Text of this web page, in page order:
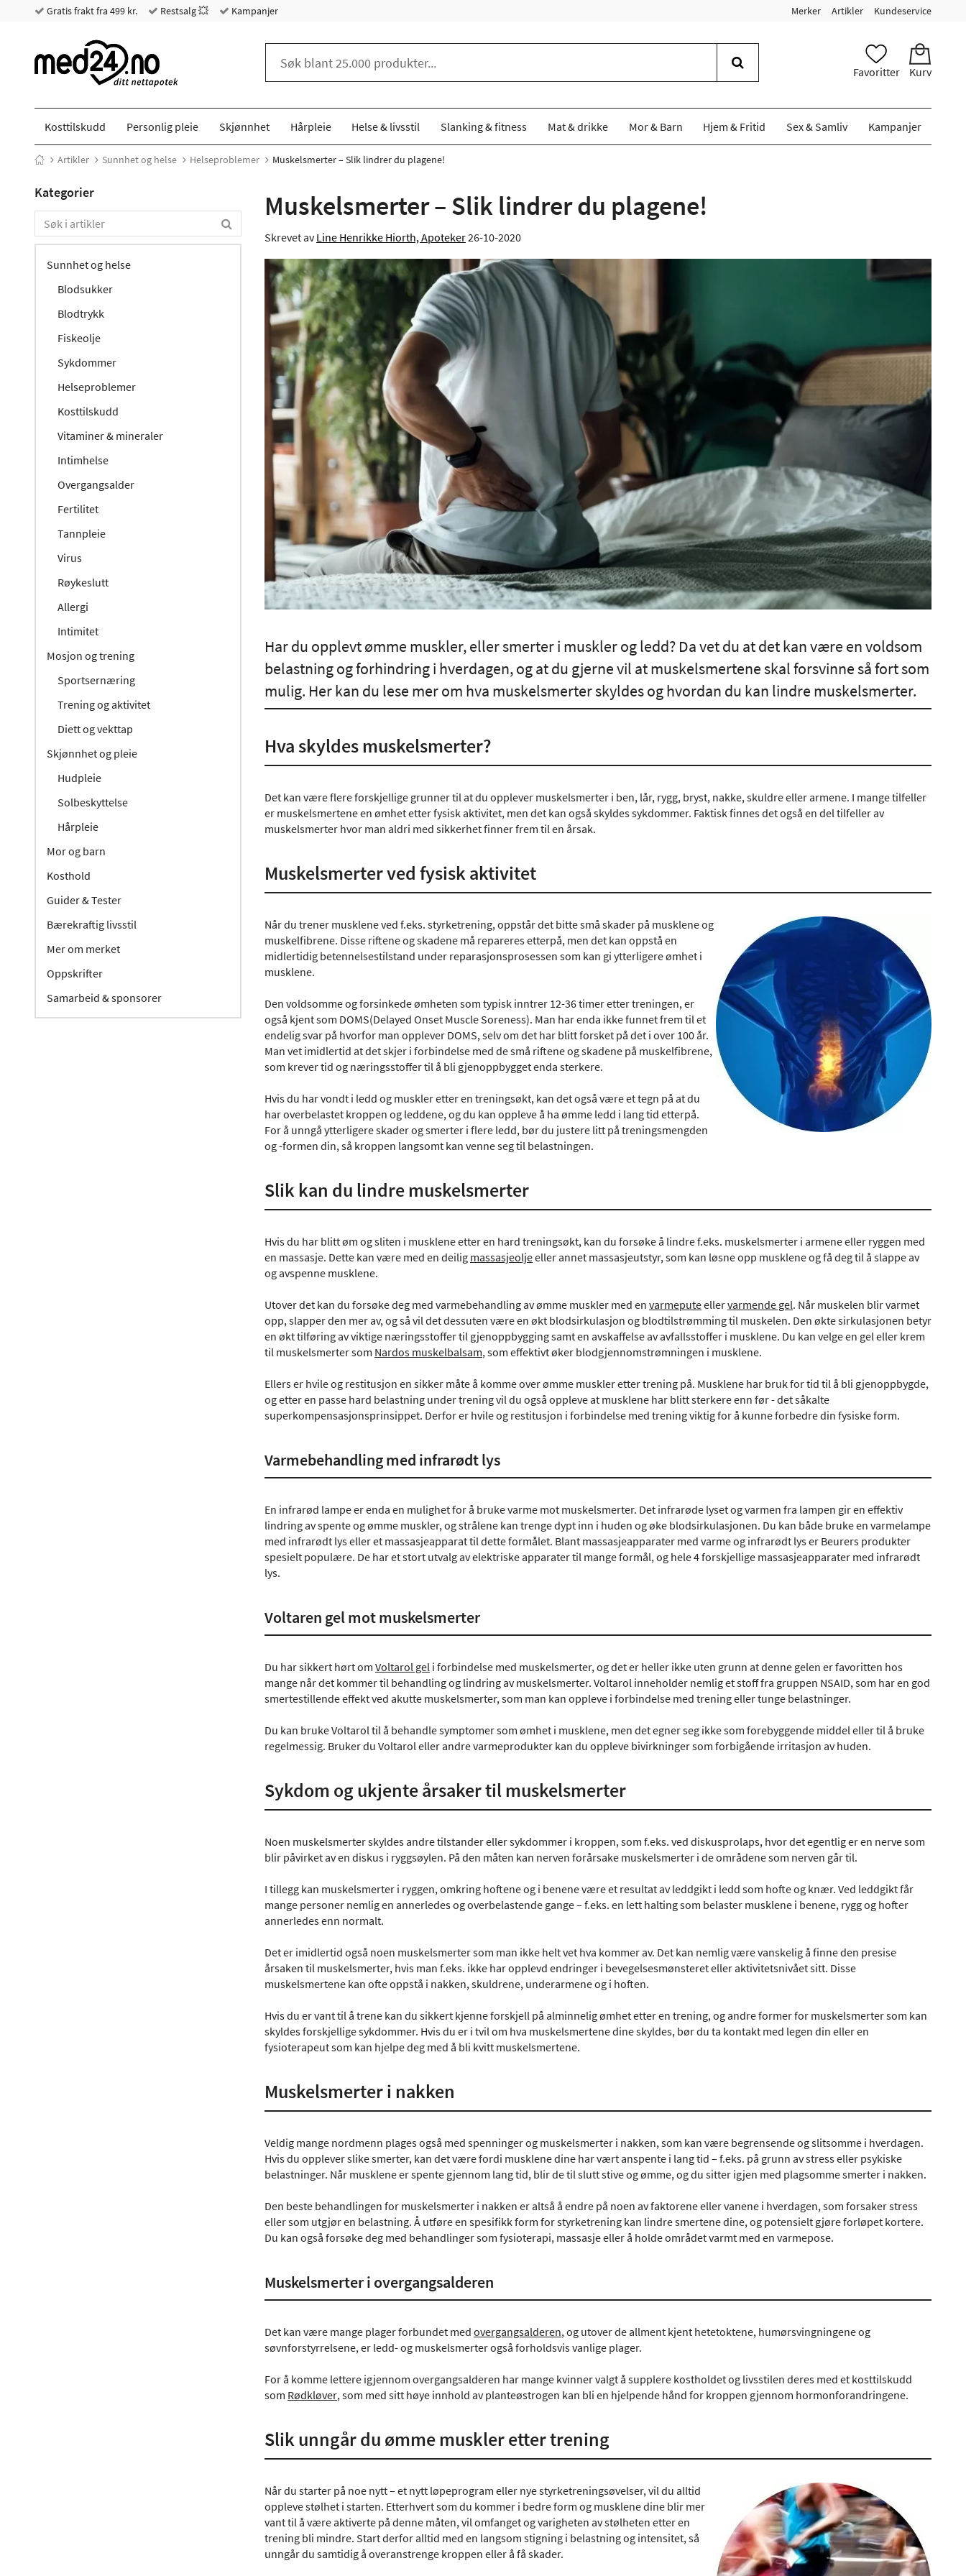
Gratis frakt fra 499 kr. Restsalg 💥 Kampanjer Merker Artikler Kundeservice
Favoritter Kurv
Kosttilskudd Personlig pleie Skjønnhet Hårpleie Helse & livsstil Slanking & fitness Mat & drikke Mor & Barn Hjem & Fritid Sex & Samliv Kampanjer
Artikler Sunnhet og helse Helseproblemer Muskelsmerter – Slik lindrer du plagene!
Kategorier
Sunnhet og helse
Blodsukker
Blodtrykk
Fiskeolje
Sykdommer
Helseproblemer
Kosttilskudd
Vitaminer & mineraler
Intimhelse
Overgangsalder
Fertilitet
Tannpleie
Virus
Røykeslutt
Allergi
Intimitet
Mosjon og trening
Sportsernæring
Trening og aktivitet
Diett og vekttap
Skjønnhet og pleie
Hudpleie
Solbeskyttelse
Hårpleie
Mor og barn
Kosthold
Guider & Tester
Bærekraftig livsstil
Mer om merket
Oppskrifter
Samarbeid & sponsorer
Muskelsmerter – Slik lindrer du plagene!
Skrevet avLine Henrikke Hiorth, Apoteker26-10-2020
Har du opplevt ømme muskler, eller smerter i muskler og ledd? Da vet du at det kan være en voldsom
belastning og forhindring i hverdagen, og at du gjerne vil at muskelsmertene skal forsvinne så fort som
mulig. Her kan du lese mer om hva muskelsmerter skyldes og hvordan du kan lindre muskelsmerter.
Hva skyldes muskelsmerter?
Det kan være flere forskjellige grunner til at du opplever muskelsmerter i ben, lår, rygg, bryst, nakke, skuldre eller armene. I mange tilfeller
er muskelsmertene en ømhet etter fysisk aktivitet, men det kan også skyldes sykdommer. Faktisk finnes det også en del tilfeller av
muskelsmerter hvor man aldri med sikkerhet finner frem til en årsak.
Muskelsmerter ved fysisk aktivitet
Når du trener musklene ved f.eks. styrketrening, oppstår det bitte små skader på musklene og
muskelfibrene. Disse riftene og skadene må repareres etterpå, men det kan oppstå en
midlertidig betennelsestilstand under reparasjonsprosessen som kan gi ytterligere ømhet i
musklene.
Den voldsomme og forsinkede ømheten som typisk inntrer 12-36 timer etter treningen, er
også kjent som DOMS(Delayed Onset Muscle Soreness). Man har enda ikke funnet frem til et
endelig svar på hvorfor man opplever DOMS, selv om det har blitt forsket på det i over 100 år.
Man vet imidlertid at det skjer i forbindelse med de små riftene og skadene på muskelfibrene,
som krever tid og næringsstoffer til å bli gjenoppbygget enda sterkere.
Hvis du har vondt i ledd og muskler etter en treningsøkt, kan det også være et tegn på at du
har overbelastet kroppen og leddene, og du kan oppleve å ha ømme ledd i lang tid etterpå.
For å unngå ytterligere skader og smerter i flere ledd, bør du justere litt på treningsmengden
og -formen din, så kroppen langsomt kan venne seg til belastningen.
Slik kan du lindre muskelsmerter
Hvis du har blitt øm og sliten i musklene etter en hard treningsøkt, kan du forsøke å lindre f.eks. muskelsmerter i armene eller ryggen med
en massasje. Dette kan være med en deilig massasjeoljeeller annet massasjeutstyr, som kan løsne opp musklene og få deg til å slappe av
og avspenne musklene.
Utover det kan du forsøke deg med varmebehandling av ømme muskler med en varmeputeellervarmende gel. Når muskelen blir varmet
opp, slapper den mer av, og så vil det dessuten være en økt blodsirkulasjon og blodtilstrømming til muskelen. Den økte sirkulasjonen betyr
en økt tilføring av viktige næringsstoffer til gjenoppbygging samt en avskaffelse av avfallsstoffer i musklene. Du kan velge en gel eller krem
til muskelsmerter som Nardos muskelbalsam, som effektivt øker blodgjennomstrømningen i musklene.
Ellers er hvile og restitusjon en sikker måte å komme over ømme muskler etter trening på. Musklene har bruk for tid til å bli gjenoppbygde,
og etter en passe hard belastning under trening vil du også oppleve at musklene har blitt sterkere enn før - det såkalte
superkompensasjonsprinsippet. Derfor er hvile og restitusjon i forbindelse med trening viktig for å kunne forbedre din fysiske form.
Varmebehandling med infrarødt lys
En infrarød lampe er enda en mulighet for å bruke varme mot muskelsmerter. Det infrarøde lyset og varmen fra lampen gir en effektiv
lindring av spente og ømme muskler, og strålene kan trenge dypt inn i huden og øke blodsirkulasjonen. Du kan både bruke en varmelampe
med infrarødt lys eller et massasjeapparat til dette formålet. Blant massasjeapparater med varme og infrarødt lys er Beurers produkter
spesielt populære. De har et stort utvalg av elektriske apparater til mange formål, og hele 4 forskjellige massasjeapparater med infrarødt
lys.
Voltaren gel mot muskelsmerter
Du har sikkert hørt om Voltarol gel i forbindelse med muskelsmerter, og det er heller ikke uten grunn at denne gelen er favoritten hos
mange når det kommer til behandling og lindring av muskelsmerter. Voltarol inneholder nemlig et stoff fra gruppen NSAID, som har en god
smertestillende effekt ved akutte muskelsmerter, som man kan oppleve i forbindelse med trening eller tunge belastninger.
Du kan bruke Voltarol til å behandle symptomer som ømhet i musklene, men det egner seg ikke som forebyggende middel eller til å bruke
regelmessig. Bruker du Voltarol eller andre varmeprodukter kan du oppleve bivirkninger som forbigående irritasjon av huden.
Sykdom og ukjente årsaker til muskelsmerter
Noen muskelsmerter skyldes andre tilstander eller sykdommer i kroppen, som f.eks. ved diskusprolaps, hvor det egentlig er en nerve som
blir påvirket av en diskus i ryggsøylen. På den måten kan nerven forårsake muskelsmerter i de områdene som nerven går til.
I tillegg kan muskelsmerter i ryggen, omkring hoftene og i benene være et resultat av leddgikt i ledd som hofte og knær. Ved leddgikt får
mange personer nemlig en annerledes og overbelastende gange – f.eks. en lett halting som belaster musklene i benene, rygg og hofter
annerledes enn normalt.
Det er imidlertid også noen muskelsmerter som man ikke helt vet hva kommer av. Det kan nemlig være vanskelig å finne den presise
årsaken til muskelsmerter, hvis man f.eks. ikke har opplevd endringer i bevegelsesmønsteret eller aktivitetsnivået sitt. Disse
muskelsmertene kan ofte oppstå i nakken, skuldrene, underarmene og i hoften.
Hvis du er vant til å trene kan du sikkert kjenne forskjell på alminnelig ømhet etter en trening, og andre former for muskelsmerter som kan
skyldes forskjellige sykdommer. Hvis du er i tvil om hva muskelsmertene dine skyldes, bør du ta kontakt med legen din eller en
fysioterapeut som kan hjelpe deg med å bli kvitt muskelsmertene.
Muskelsmerter i nakken
Veldig mange nordmenn plages også med spenninger og muskelsmerter i nakken, som kan være begrensende og slitsomme i hverdagen.
Hvis du opplever slike smerter, kan det være fordi musklene dine har vært anspente i lang tid – f.eks. på grunn av stress eller psykiske
belastninger. Når musklene er spente gjennom lang tid, blir de til slutt stive og ømme, og du sitter igjen med plagsomme smerter i nakken.
Den beste behandlingen for muskelsmerter i nakken er altså å endre på noen av faktorene eller vanene i hverdagen, som forsaker stress
eller som utgjør en belastning. Å utføre en spesifikk form for styrketrening kan lindre smertene dine, og potensielt gjøre forløpet kortere.
Du kan også forsøke deg med behandlinger som fysioterapi, massasje eller å holde området varmt med en varmepose.
Muskelsmerter i overgangsalderen
Det kan være mange plager forbundet med overgangsalderen, og utover de allment kjent hetetoktene, humørsvingningene og
søvnforstyrrelsene, er ledd- og muskelsmerter også forholdsvis vanlige plager.
For å komme lettere igjennom overgangsalderen har mange kvinner valgt å supplere kostholdet og livsstilen deres med et kosttilskudd
som Rødkløver, som med sitt høye innhold av planteøstrogen kan bli en hjelpende hånd for kroppen gjennom hormonforandringene.
Slik unngår du ømme muskler etter trening
Når du starter på noe nytt – et nytt løpeprogram eller nye styrketreningsøvelser, vil du alltid
oppleve stølhet i starten. Etterhvert som du kommer i bedre form og musklene dine blir mer
vant til å være aktiverte på denne måten, vil omfanget og varigheten av stølheten etter en
trening bli mindre. Start derfor alltid med en langsom stigning i belastning og intensitet, så
unngår du samtidig å overanstrenge kroppen eller å få skader.